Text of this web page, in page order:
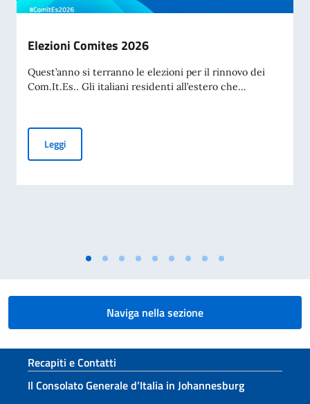
Elezioni Comites 2026
Quest’anno si terranno le elezioni per il rinnovo dei
Com.It.Es.. Gli italiani residenti all’estero che...
LeggiElezioni Comites 2026
Naviga nella sezione
Sezione footer
Recapiti e Contatti
Il Consolato Generale d’Italia in Johannesburg